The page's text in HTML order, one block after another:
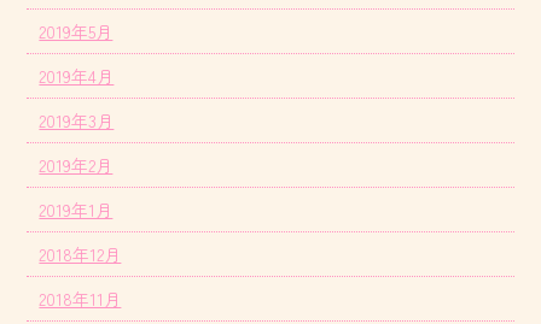
2019年5月
2019年4月
2019年3月
2019年2月
2019年1月
2018年12月
2018年11月